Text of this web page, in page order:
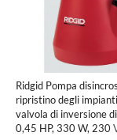
Ridgid Pompa
ripristino degli
valvola di inversione
0,45 HP, 330 W, 230